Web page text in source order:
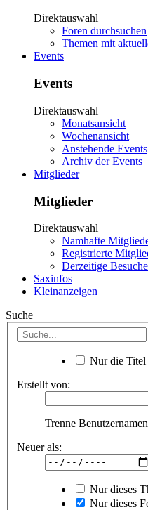
Direktauswahl
Foren durchsuchen
Themen mit
Events
Events
Direktauswahl
Monatsansicht
Wochenansicht
Anstehende Events
Archiv der Events
Mitglieder
Mitglieder
Direktauswahl
Namhafte
Registrierte
Derzeitige
Saxinfos
Kleinanzeigen
Suche
Nur die Titel
Erstellt von:
Trenne
Neuer als:
Nur dieses
Nur dieses